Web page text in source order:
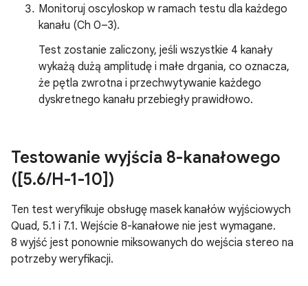
Monitoruj oscyloskop w ramach testu dla każdego
kanału (Ch 0–3).
Test zostanie zaliczony, jeśli wszystkie 4 kanały
wykażą dużą amplitudę i małe drgania, co oznacza,
że pętla zwrotna i przechwytywanie każdego
dyskretnego kanału przebiegły prawidłowo.
Testowanie wyjścia 8-kanałowego
([5.6/H-1-10])
Ten test weryfikuje obsługę masek kanałów wyjściowych
Quad, 5.1 i 7.1. Wejście 8-kanałowe nie jest wymagane.
8 wyjść jest ponownie miksowanych do wejścia stereo na
potrzeby weryfikacji.